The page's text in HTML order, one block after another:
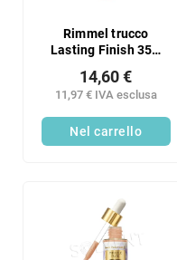
Rimmel trucco
Lasting Finish 35H
11,97 € IVA esclusa
14,60 €
Nel carrello